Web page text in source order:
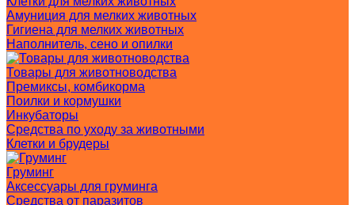
Амуниция для мелких животных
Гигиена для мелких животных
Наполнитель, сено и опилки
Товары для животноводства
Премиксы, комбикорма
Поилки и кормушки
Инкубаторы
Средства по уходу за животными
Клетки и брудеры
Груминг
Аксессуары для груминга
Средства от паразитов